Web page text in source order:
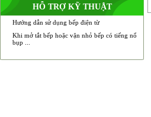
HỖ TRỢ KỸ THUẬT
Hướng dẫn sử dụng bếp điện từ
Khi mở tắt bếp hoặc vặn nhỏ bếp có tiếng nổ
bụp ...